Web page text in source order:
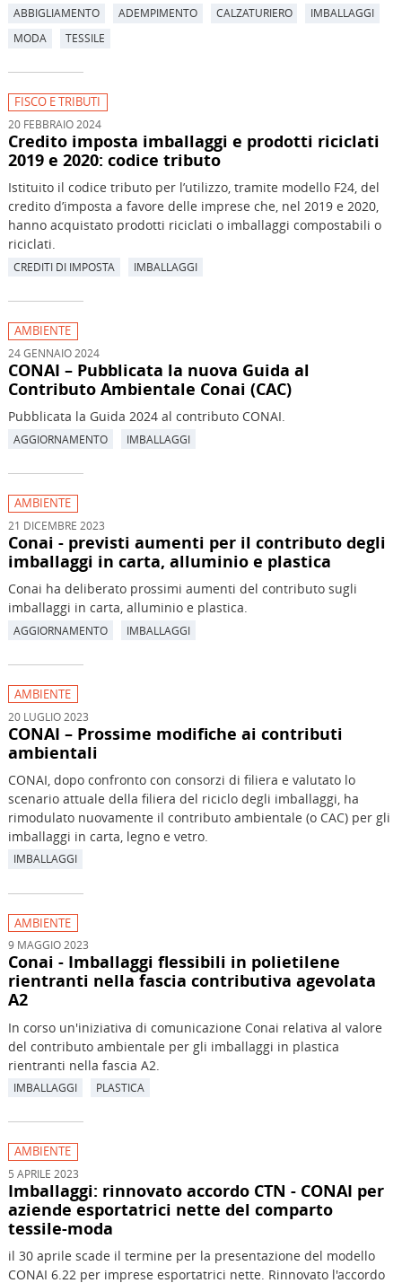
ABBIGLIAMENTO ADEMPIMENTO CALZATURIERO
IMBALLAGGI
MODA
TESSILE
FISCO E TRIBUTI
20 FEBBRAIO 2024
Credito imposta imballaggi e prodotti riciclati
2019 e 2020: codice tributo
Istituito il codice tributo per l’utilizzo, tramite modello F24, del
credito d’imposta a favore delle imprese che, nel 2019 e 2020,
hanno acquistato prodotti riciclati o imballaggi compostabili o
riciclati.
CREDITI DI IMPOSTA IMBALLAGGI
AMBIENTE
24 GENNAIO 2024
CONAI – Pubblicata la nuova Guida al
Contributo Ambientale Conai (CAC)
Pubblicata la Guida 2024 al contributo CONAI.
AGGIORNAMENTO IMBALLAGGI
AMBIENTE
21 DICEMBRE 2023
Conai - previsti aumenti per il contributo degli
imballaggi in carta, alluminio e plastica
Conai ha deliberato prossimi aumenti del contributo sugli
imballaggi in carta, alluminio e plastica.
AGGIORNAMENTO IMBALLAGGI
AMBIENTE
20 LUGLIO 2023
CONAI – Prossime modifiche ai contributi
ambientali
CONAI, dopo confronto con consorzi di filiera e valutato lo
scenario attuale della filiera del riciclo degli imballaggi, ha
rimodulato nuovamente il contributo ambientale (o CAC) per gli
imballaggi in carta, legno e vetro.
IMBALLAGGI
AMBIENTE
9 MAGGIO 2023
Conai - Imballaggi flessibili in polietilene
rientranti nella fascia contributiva agevolata
A2
In corso un'iniziativa di comunicazione Conai relativa al valore
del contributo ambientale per gli imballaggi in plastica
rientranti nella fascia A2.
IMBALLAGGI PLASTICA
AMBIENTE
5 APRILE 2023
Imballaggi: rinnovato accordo CTN - CONAI per
aziende esportatrici nette del comparto
tessile-moda
il 30 aprile scade il termine per la presentazione del modello
CONAI 6.22 per imprese esportatrici nette. Rinnovato l'accordo